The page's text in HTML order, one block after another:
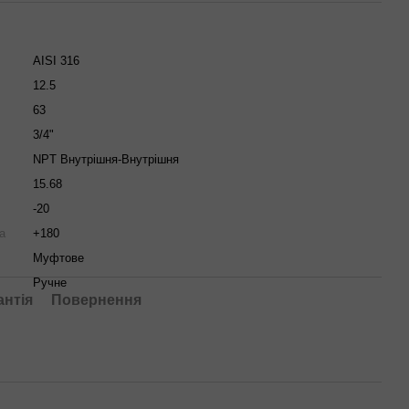
AISI 316
12.5
63
3/4"
NPT Внутрішня-Внутрішня
15.68
-20
+180
Муфтове
Ручне
Повернення